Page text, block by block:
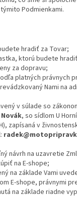
Podmienkami.
hradiť za Tovar;
ktorú budete
za dopravu;
platných právnych
Nami na
v súlade so
, so sídlom U
zapísaná v
návrh na uzavretie
na E-shope;
na základe Vami
E-shope, právnymi
na základe riadne